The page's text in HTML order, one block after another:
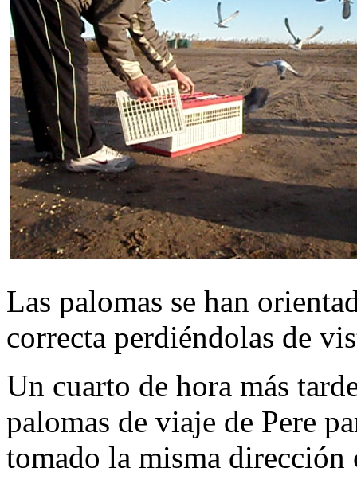
Las palomas se han
correcta perdiéndolas de
Un cuarto de hora más
palomas de viaje de Pere
tomado la misma dirección